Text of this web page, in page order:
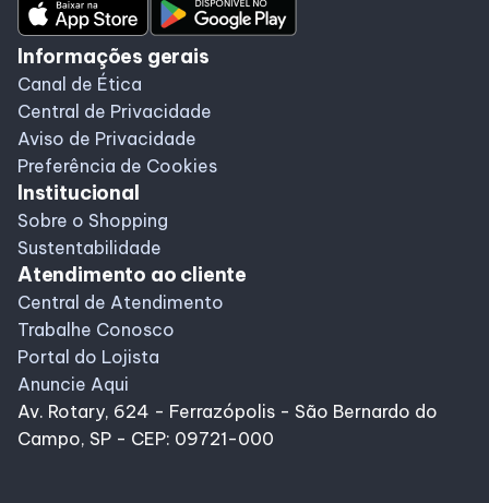
Informações gerais
Canal de Ética
Central de Privacidade
Aviso de Privacidade
Preferência de Cookies
Institucional
Sobre o Shopping
Sustentabilidade
Atendimento ao cliente
Central de Atendimento
Trabalhe Conosco
Portal do Lojista
Anuncie Aqui
Av. Rotary, 624 - Ferrazópolis - São Bernardo do
Campo, SP - CEP: 09721-000